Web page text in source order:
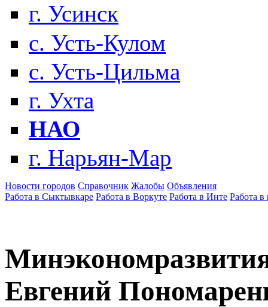
г. Усинск
с. Усть-Кулом
с. Усть-Цильма
г. Ухта
НАО
г. Нарьян-Мар
Новости городов Справочник Жалобы Объявления
Работа в Сыктывкаре Работа в Воркуте Работа в Инте Работа в
Евгений